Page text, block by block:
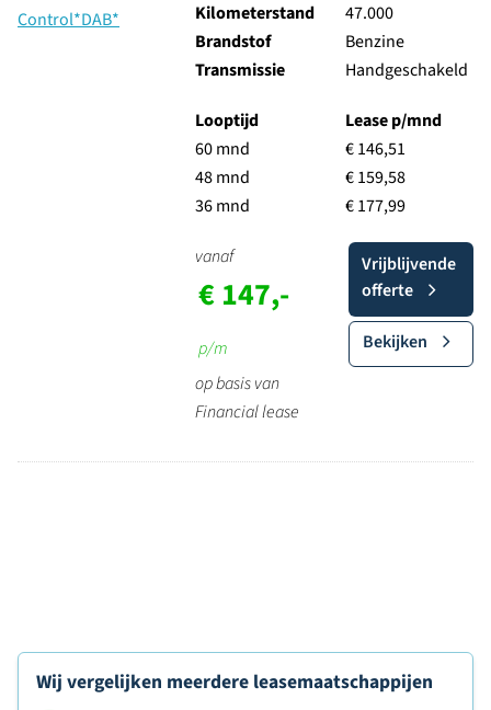
Kilometerstand
47.000
Brandstof
Benzine
Transmissie
Handgeschakeld
Looptijd
60 mnd
48 mnd
36 mnd
Lease p/mnd
€ 146,51
€ 159,58
€ 177,99
vanaf
€ 147,-
p/m
op basis van
Financial lease
Vrijblijvende
offerte
Bekijken
Wij vergelijken meerdere leasemaatschappijen